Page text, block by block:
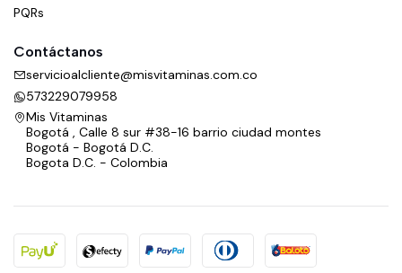
PQRs
Contáctanos
servicioalcliente@misvitaminas.com.co
573229079958
Mis Vitaminas
Bogotá , Calle 8 sur #38-16 barrio ciudad montes
Bogotá - Bogotá D.C.
Bogota D.C. - Colombia